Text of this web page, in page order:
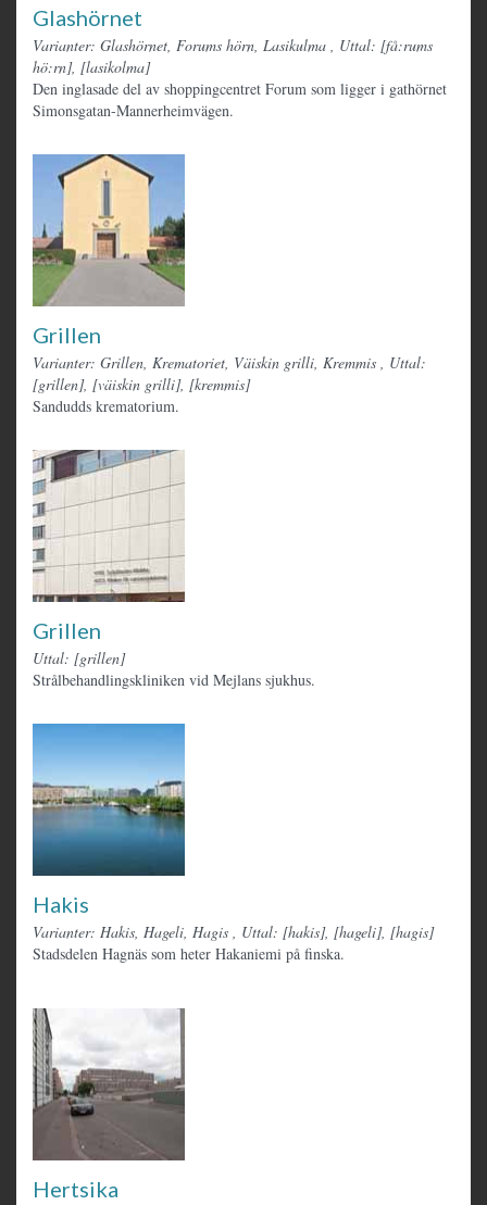
Glashörnet
Varianter: Glashörnet, Forums hörn, Lasikulma , Uttal: [få:rums
hö:rn], [lasikolma]
Den inglasade del av shoppingcentret Forum som ligger i gathörnet
Simonsgatan-Mannerheimvägen.
Grillen
Varianter: Grillen, Krematoriet, Väiskin grilli, Kremmis , Uttal:
[grillen], [väiskin grilli], [kremmis]
Sandudds krematorium.
Grillen
Uttal: [grillen]
Strålbehandlingskliniken vid Mejlans sjukhus.
Hakis
Varianter: Hakis, Hageli, Hagis , Uttal: [hakis], [hageli], [hagis]
Stadsdelen Hagnäs som heter Hakaniemi på finska.
Hertsika